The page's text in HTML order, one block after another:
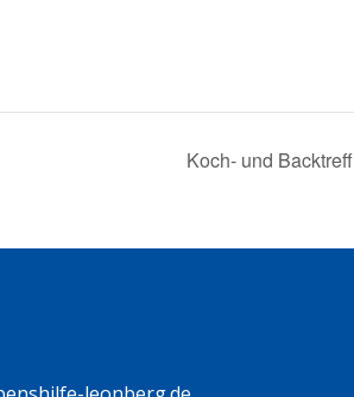
Koch- und Backtreff